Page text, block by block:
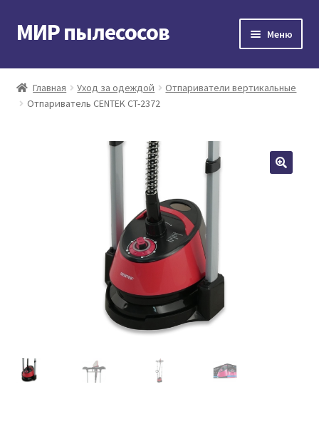
Перейти
к
Перейти
к
МИР пылесосов Меню
Главная
Мой аккаунт
Доставка и оплата
Главная Уход за одеждой
Отпариватели вертикальные
Отпариватель CENTEK CT-2372